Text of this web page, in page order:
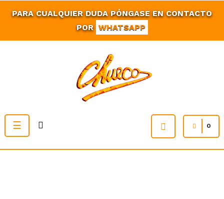
PARA CUALQUIER DUDA PÓNGASE EN CONTACTO
POR WHATSAPP
Navegación
de
☰ 0